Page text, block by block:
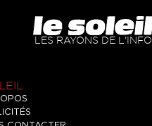
LES RAYONS DE L'INFO